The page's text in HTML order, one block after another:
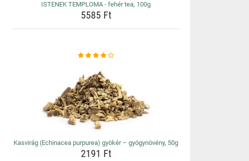
ISTENEK TEMPLOMA - fehér tea, 100g
5585 Ft
Kasvirág (Echinacea purpurea) gyökér – gyógynövény, 50g
2191 Ft